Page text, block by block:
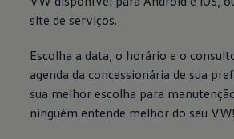
site de serviços.
Escolha a data, o horário e o
agenda da concessionária de sua
sua melhor escolha para
ninguém entende melhor do seu VW!